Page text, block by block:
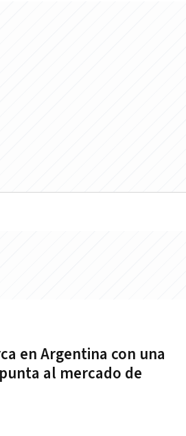
en Argentina con una
al mercado de